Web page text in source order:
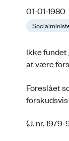
01-01-1980
Ikke
at være
Foreslået
(J. nr.